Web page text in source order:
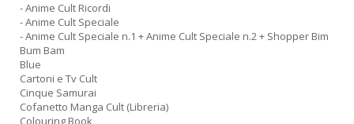
- Anime Cult Ricordi
- Anime Cult Speciale
- Anime Cult Speciale n.1 + Anime Cult Speciale n.2 + Shopper Bim
Bum Bam
Blue
Cartoni e Tv Cult
Cinque Samurai
Cofanetto Manga Cult (Libreria)
Colouring Book